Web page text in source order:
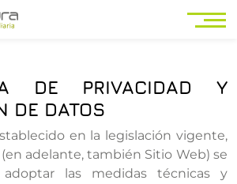
DE PRIVACIDAD Y
DE DATOS
en la legislación vigente,
adelante, también Sitio Web) se
las medidas técnicas y